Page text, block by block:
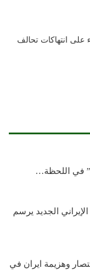
على انتهاكات تحالف
في اللحظة…
الجديد يرسم
وهزيمة ايران في